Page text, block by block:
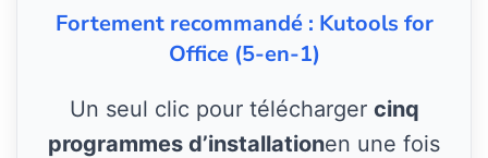
Fortement recommandé : Kutools for
Office (5-en-1)
Un seul clic pour télécharger cinq
programmes d’installationen une fois